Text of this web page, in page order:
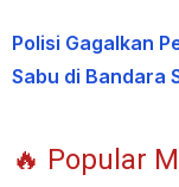
Polisi Gagalkan
Sabu di Bandara
🔥 Popular